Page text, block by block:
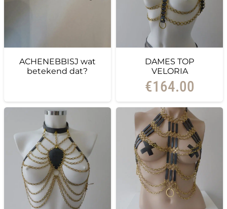
ACHENEBBISJ wat
betekend dat?
DAMES TOP
VELORIA
€164.00